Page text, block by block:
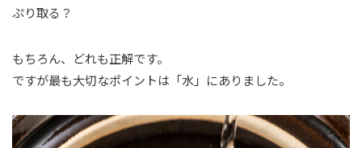
ぷり取る？
もちろん、どれも正解です。
ですが最も大切なポイントは「水」にありました。